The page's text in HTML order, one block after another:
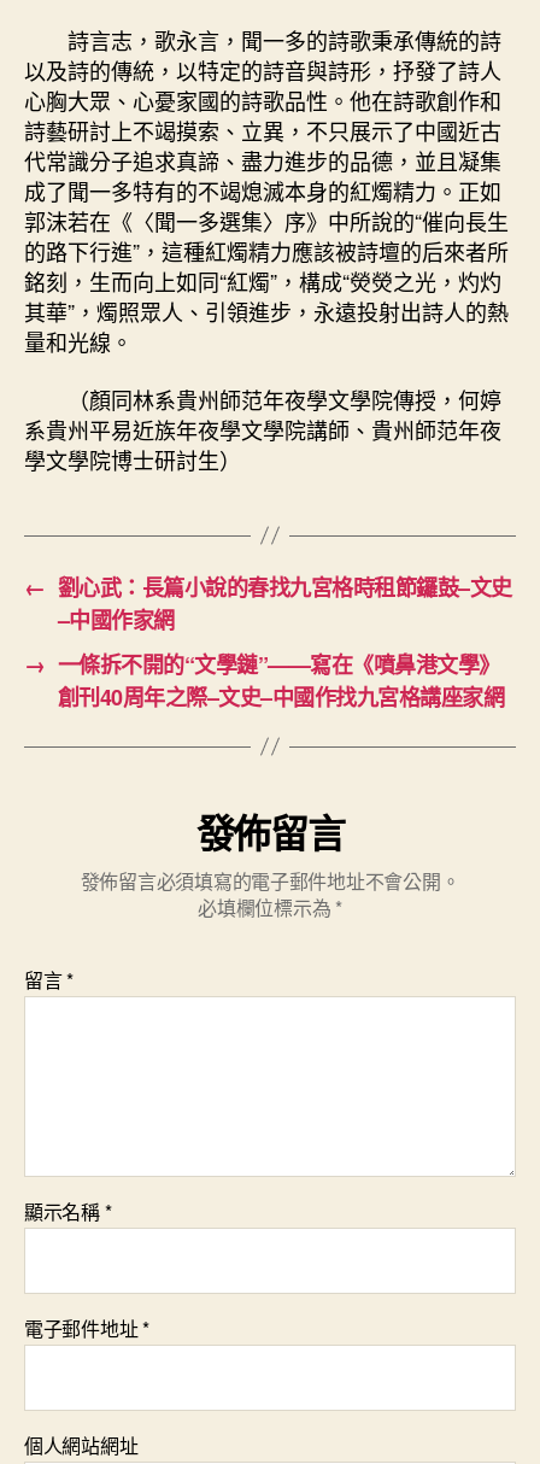
詩言志，歌永言，聞一多的詩歌秉承傳統的詩
以及詩的傳統，以特定的詩音與詩形，抒發了詩人
心胸大眾、心憂家國的詩歌品性。他在詩歌創作和
詩藝研討上不竭摸索、立異，不只展示了中國近古
代常識分子追求真諦、盡力進步的品德，並且凝集
成了聞一多特有的不竭熄滅本身的紅燭精力。正如
郭沫若在《〈聞一多選集〉序》中所說的“催向長生
的路下行進”，這種紅燭精力應該被詩壇的后來者所
銘刻，生而向上如同“紅燭”，構成“熒熒之光，灼灼
其華”，燭照眾人、引領進步，永遠投射出詩人的熱
量和光線。
（顏同林系貴州師范年夜學文學院傳授，何婷
系貴州平易近族年夜學文學院講師、貴州師范年夜
學文學院博士研討生）
← 劉心武：長篇小說的春找九宮格時租節鑼鼓–文史
–中國作家網
→ 一條拆不開的“文學鏈”——寫在《噴鼻港文學》
創刊40周年之際–文史–中國作找九宮格講座家網
發佈留言
發佈留言必須填寫的電子郵件地址不會公開。
必填欄位標示為 *
留言*
顯示名稱*
電子郵件地址*
個人網站網址